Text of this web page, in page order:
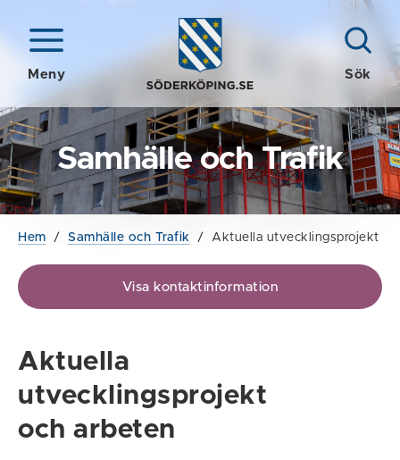
Meny Sök
Samhälle och Trafik
Hem / Samhälle och Trafik / Aktuella utvecklingsprojekt
Visa kontaktinformation
Aktuella
utvecklingsprojekt
och arbeten